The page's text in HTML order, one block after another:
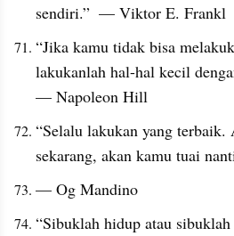
sendiri.”  — Viktor E. Frankl
“Jika kamu tidak bisa
lakukanlah hal-hal kecil
— Napoleon Hill
“Selalu lakukan yang terbaik.
sekarang, akan kamu tuai
— Og Mandino
“Sibuklah hidup atau